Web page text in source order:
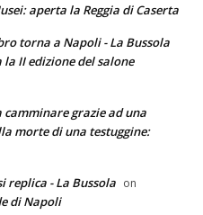
aperta la Reggia di Caserta
torna a Napoli - La Bussola
II edizione del salone
grazie ad una
morte di una testuggine:
replica - La Bussola on
di Napoli